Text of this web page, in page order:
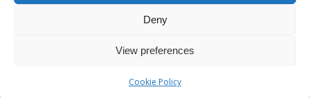
Deny
View preferences
Cookie Policy